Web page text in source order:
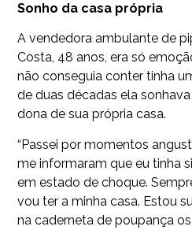
Sonho da casa própria
A vendedora ambulante de
Costa, 48 anos, era só
não conseguia conter tinha
de duas décadas ela
dona de sua própria casa.
“Passei por momentos
me informaram que eu tinha
em estado de choque.
vou ter a minha casa. Estou
na caderneta de poupança